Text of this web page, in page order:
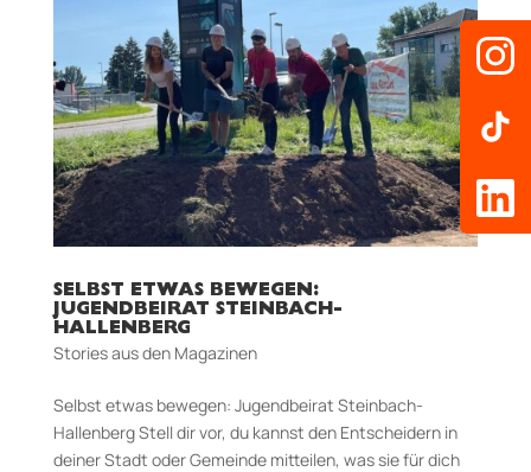
SELBST ETWAS BEWEGEN:
JUGENDBEIRAT STEINBACH-
HALLENBERG
Stories aus den Magazinen
Selbst etwas bewegen: Jugendbeirat Steinbach-
Hallenberg Stell dir vor, du kannst den Entscheidern in
deiner Stadt oder Gemeinde mitteilen, was sie für dich